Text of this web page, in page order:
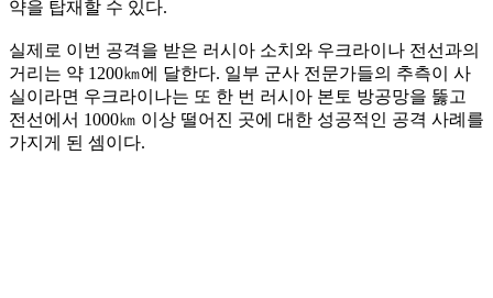
약을 탑재할 수 있다.
실제로 이번 공격을 받은 러시아 소치와 우크라이나 전선과의
거리는 약 1200㎞에 달한다. 일부 군사 전문가들의 추측이 사
실이라면 우크라이나는 또 한 번 러시아 본토 방공망을 뚫고
전선에서 1000㎞ 이상 떨어진 곳에 대한 성공적인 공격 사례를
가지게 된 셈이다.